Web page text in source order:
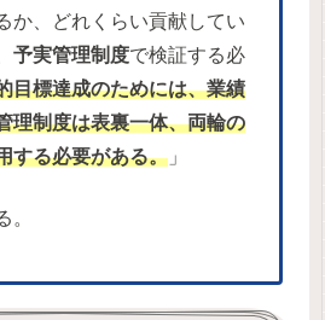
か、どれくらい貢献してい
予実管理制度で検証する必
目標達成のためには、業績
理制度は表裏一体、両輪の
する必要がある。 」
。